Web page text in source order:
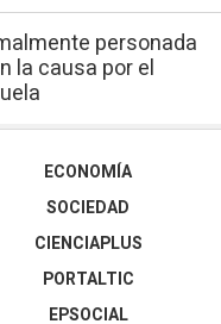
personada
la causa por el
ECONOMÍA
SOCIEDAD
CIENCIAPLUS
PORTALTIC
EPSOCIAL